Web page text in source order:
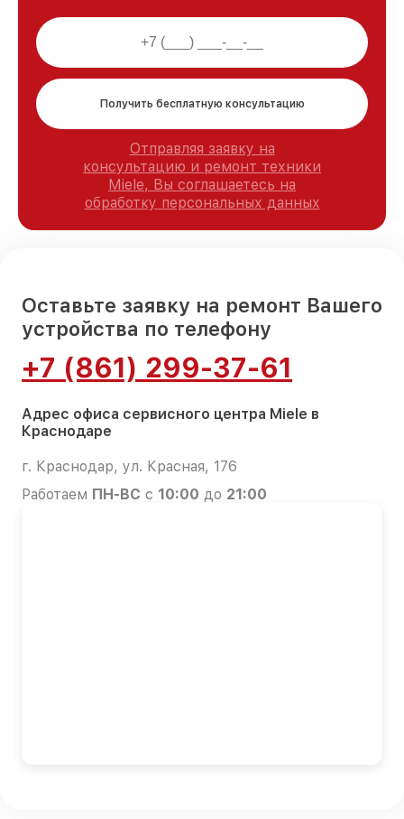
Получить бесплатную консультацию
Отправляя заявку на
консультацию и ремонт техники
Miele, Вы соглашаетесь на
обработку персональных данных
Оставьте заявку на ремонт Вашего
устройства по телефону
+7 (861) 299-37-61
Адрес офиса сервисного центра Miele в
Краснодаре
г. Краснодар, ул. Красная, 176
Работаем ПН-ВС с 10:00 до 21:00